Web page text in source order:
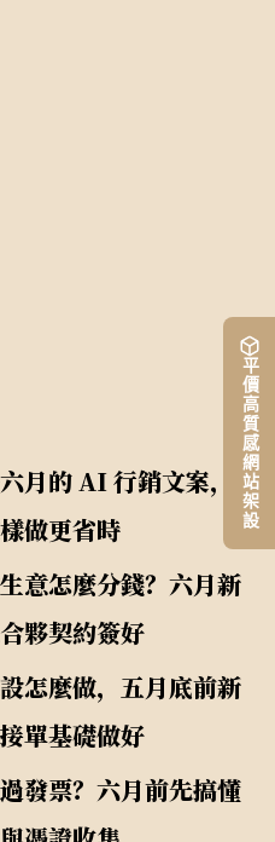
平價高質感網站架設
月的 AI 行銷文案，
做更省時
意怎麼分錢？六月新
夥契約簽好
怎麼做，五月底前新
單基礎做好
發票？六月前先搞懂